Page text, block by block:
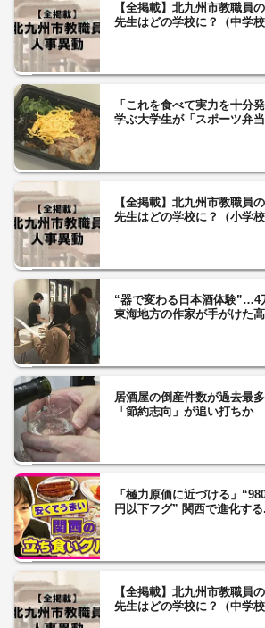
【全掲載】北九州市教職員
先生はどの学校に？（中学
「これを食べて実力を十分
学ぶ大学生が「スポーツ弁
【全掲載】北九州市教職員
先生はどの学校に？（小学
“器で変わる日本酒体験”…4
東海地方の作家が手がけた
居酒屋の倒産件数が過去最
「節約志向」が追い打ちか
「極力原価に近づける」
円以下フグ” 関西で進化す
【全掲載】北九州市教職員
先生はどの学校に？（中学